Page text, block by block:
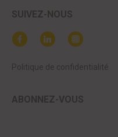
SUIVEZ-NOUS
Politique de confidentialité
ABONNEZ-VOUS